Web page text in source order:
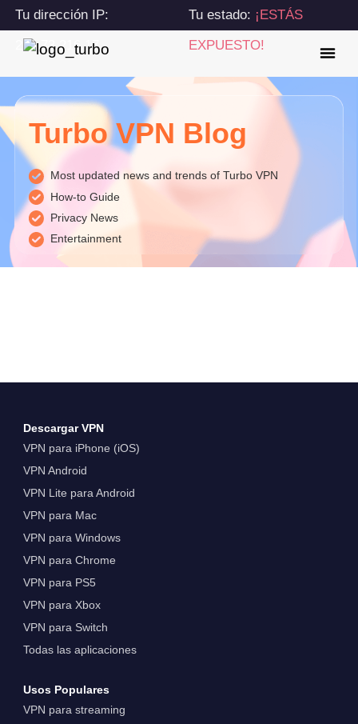
Tu dirección IP:
216.73.216.17
Tu estado: ¡ESTÁS
EXPUESTO!
Turbo VPN Blog
Most updated news and trends of Turbo VPN
How-to Guide
Privacy News
Entertainment
Descargar VPN
VPN para iPhone (iOS)
VPN Android
VPN Lite para Android
VPN para Mac
VPN para Windows
VPN para Chrome
VPN para PS5
VPN para Xbox
VPN para Switch
Todas las aplicaciones
Usos Populares
VPN para streaming